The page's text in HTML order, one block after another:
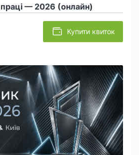
— 2026 (онлайн)
Купити квиток